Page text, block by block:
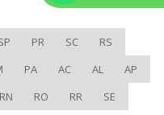
PR SC
RS
PA AC AL
AP
RN RO RR
SE